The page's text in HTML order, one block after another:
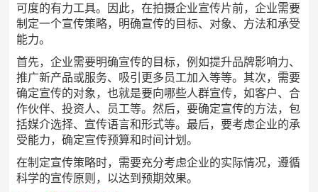
可度的有力工具。因此，在拍摄企业宣传片前，企业需要
制定一个宣传策略，明确宣传的目标、对象、方法和承受
能力。
首先，企业需要明确宣传的目标，例如提升品牌影响力、
推广新产品或服务、吸引更多员工加入等等。其次，需要
确定宣传的对象，也就是要向哪些人群宣传，如客户、合
作伙伴、投资人、员工等。然后，要确定宣传的方法，包
括媒介选择、宣传语言和形式等。最后，要考虑企业的承
受能力，确定宣传预算和时间计划。
在制定宣传策略时，需要充分考虑企业的实际情况，遵循
科学的宣传原则，以达到预期效果。